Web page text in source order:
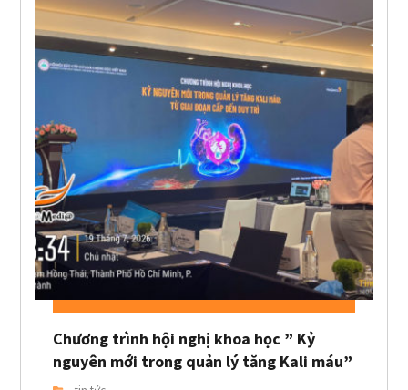
Chương trình hội nghị khoa học ” Kỷ
nguyên mới trong quản lý tăng Kali máu”